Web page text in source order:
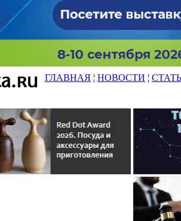
ГЛАВНАЯ ¦ НОВОСТИ ¦